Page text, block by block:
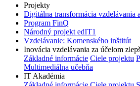
Projekty
Digitálna transformácia vzdelávania
Program FinQ
Národný projekt edIT1
Vzdelávanie: Komenského inštitút
Inovácia vzdelávania za účelom
Základné informácie Ciele projektu
Multimediálna učebňa
IT Akadémia